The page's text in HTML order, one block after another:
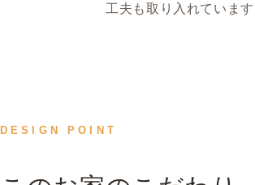
工夫も取り入れています
DESIGN POINT